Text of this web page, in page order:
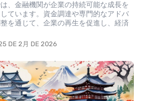
、金融機関が企業の持続可能な成長を
ています。資金調達や専門的なアドバ
を通じて、企業の再生を促進し、経済
DE 2月 DE 2026